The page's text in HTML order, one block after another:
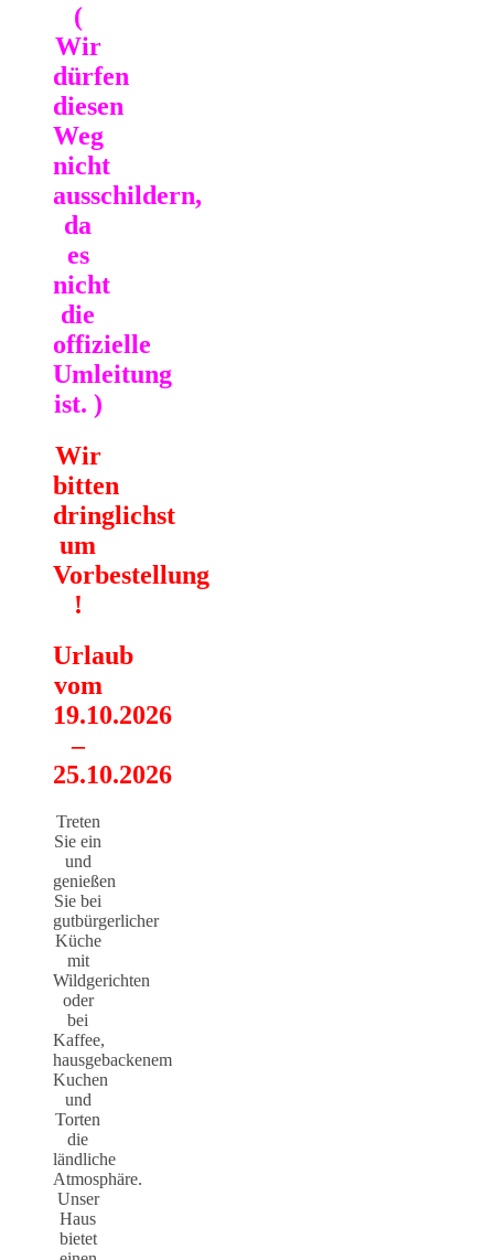
(
Wir
dürfen
diesen
Weg
nicht
ausschildern,
da
es
nicht
die
offizielle
Umleitung
ist. )
Wir
bitten
dringlichst
um
Vorbestellung
!
Urlaub
vom
19.10.2026
–
25.10.2026
Treten
Sie ein
und
genießen
Sie bei
gutbürgerlicher
Küche
mit
Wildgerichten
oder
bei
Kaffee,
hausgebackenem
Kuchen
und
Torten
die
ländliche
Atmosphäre.
Unser
Haus
bietet